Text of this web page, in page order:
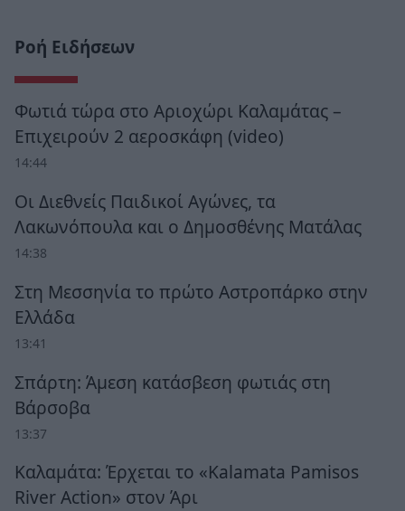
Ροή Ειδήσεων
Φωτιά τώρα στο Αριοχώρι Καλαμάτας –
Επιχειρούν 2 αεροσκάφη (video)
14:44
Οι Διεθνείς Παιδικοί Αγώνες, τα
Λακωνόπουλα και ο Δημοσθένης Ματάλας
14:38
Στη Μεσσηνία το πρώτο Αστροπάρκο στην
Ελλάδα
13:41
Σπάρτη: Άμεση κατάσβεση φωτιάς στη
Βάρσοβα
13:37
Καλαμάτα: Έρχεται το «Kalamata Pamisos
River Action» στον Άρι